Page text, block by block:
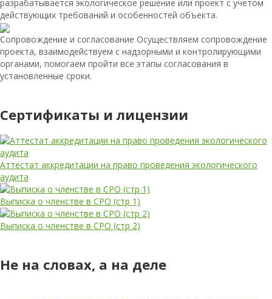
разрабатывается экологическое решение или проект с учетом
действующих требований и особенностей объекта.
Сопровождение и согласование Осуществляем сопровождение
проекта, взаимодействуем с надзорными и контролирующими
органами, помогаем пройти все этапы согласования в
установленные сроки.
Сертификаты и лицензии
Аттестат аккредитации на право проведения экологического
аудита
Выписка о членстве в СРО (стр 1)
Выписка о членстве в СРО (стр 2)
Не на словах, а на деле